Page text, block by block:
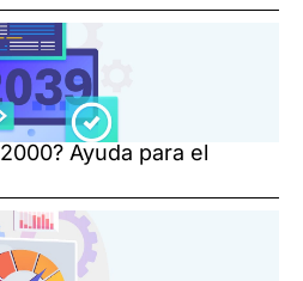
Ayuda para el